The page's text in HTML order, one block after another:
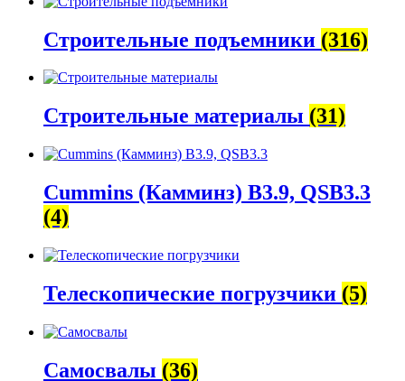
Строительные подъемники (316)
Строительные материалы (31)
Cummins (Камминз) B3.9, QSB3.3
(4)
Телескопические погрузчики (5)
Самосвалы (36)